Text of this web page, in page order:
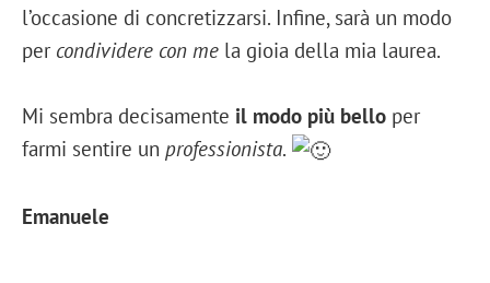
l’occasione di concretizzarsi. Infine, sarà un modo
per condividere con me la gioia della mia laurea.
Mi sembra decisamente il modo più bello per
farmi sentire un professionista.
Emanuele